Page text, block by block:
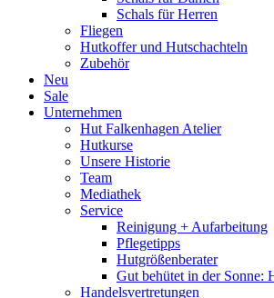
Schals für Herren
Fliegen
Hutkoffer und Hutschachteln
Zubehör
Neu
Sale
Unternehmen
Hut Falkenhagen Atelier
Hutkurse
Unsere Historie
Team
Mediathek
Service
Reinigung + Aufarbeitung
Pflegetipps
Hutgrößenberater
Gut behütet in der Sonne:
Handelsvertretungen